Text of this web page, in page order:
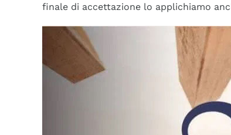
finale di accettazione lo applichiamo